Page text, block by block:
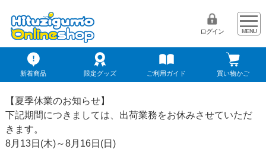
ログイン
新着商品 限定グッズ ご利用ガイド 買い物かご
【夏季休業のお知らせ】
下記期間につきましては、出荷業務をお休みさせていただ
きます。
8月13日(木)～8月16日(日)